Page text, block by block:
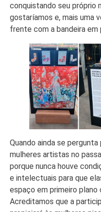
conquistando seu próprio
gostaríamos e, mais uma
frente com a bandeira em
Quando ainda se
mulheres artistas no
porque nunca houve
e intelectuais para que
espaço em primeiro plano
Acreditamos que a